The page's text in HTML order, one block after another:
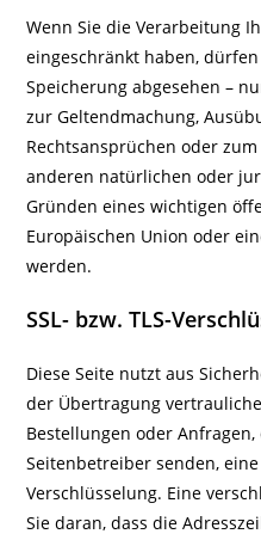
Wenn Sie die Verarbeitung
eingeschränkt haben,
Speicherung abgesehen –
zur Geltendmachung,
Rechtsansprüchen oder
anderen natürlichen oder
Gründen eines wichtigen
Europäischen Union oder
werden.
SSL- bzw. TLS-
Diese Seite nutzt aus
der Übertragung
Bestellungen oder Anfragen,
Seitenbetreiber senden, eine
Verschlüsselung. Eine
Sie daran, dass die